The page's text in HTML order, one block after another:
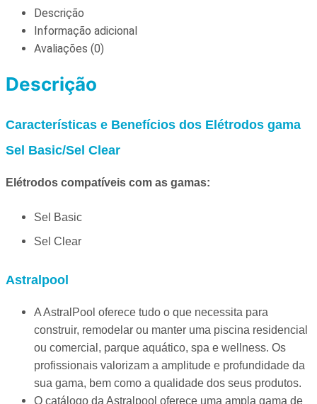
Descrição
Informação adicional
Avaliações (0)
Descrição
Características e Benefícios dos Elétrodos gama
Sel Basic/Sel Clear
Elétrodos compatíveis com as gamas:
Sel Basic
Sel Clear
Astralpool
A AstralPool oferece tudo o que necessita para
construir, remodelar ou manter uma piscina residencial
ou comercial, parque aquático, spa e wellness. Os
profissionais valorizam a amplitude e profundidade da
sua gama, bem como a qualidade dos seus produtos.
O catálogo da Astralpool oferece uma ampla gama de